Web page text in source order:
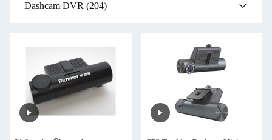
Dashcam DVR (204)